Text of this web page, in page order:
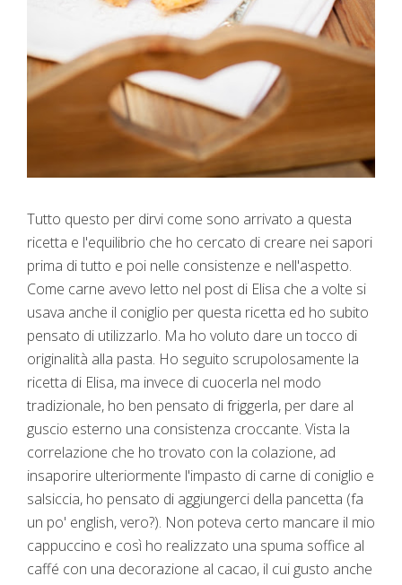
Tutto questo per dirvi come sono arrivato a questa
ricetta e l'equilibrio che ho cercato di creare nei sapori
prima di tutto e poi nelle consistenze e nell'aspetto.
Come carne avevo letto nel post di Elisa che a volte si
usava anche il coniglio per questa ricetta ed ho subito
pensato di utilizzarlo. Ma ho voluto dare un tocco di
originalità alla pasta. Ho seguito scrupolosamente la
ricetta di Elisa, ma invece di cuocerla nel modo
tradizionale, ho ben pensato di friggerla, per dare al
guscio esterno una consistenza croccante. Vista la
correlazione che ho trovato con la colazione, ad
insaporire ulteriormente l'impasto di carne di coniglio e
salsiccia, ho pensato di aggiungerci della pancetta (fa
un po' english, vero?). Non poteva certo mancare il mio
cappuccino e così ho realizzato una spuma soffice al
caffé con una decorazione al cacao, il cui gusto anche